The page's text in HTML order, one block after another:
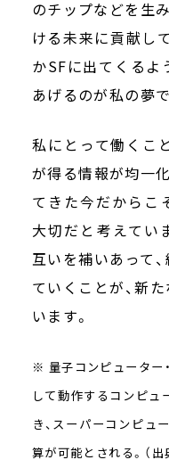
のチップなどを生
ける未来に貢献し
かSFに出てくるよ
あげるのが私の夢で
私にとって働くこ
が得る情報が均一
てきた今だからこ
大切だと考えてい
互いを補いあって
ていくことが、新
います。
※ 量子コンピューター
して動作するコンピュ
き、スーパーコンピュ
算が可能とされる。（出